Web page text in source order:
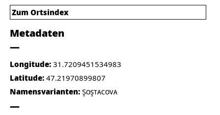
Metadaten
Longitude: 31.7209451534983
Latitude: 47.21970899807
Namensvarianten: Şoştacova
Zum Ortsindex